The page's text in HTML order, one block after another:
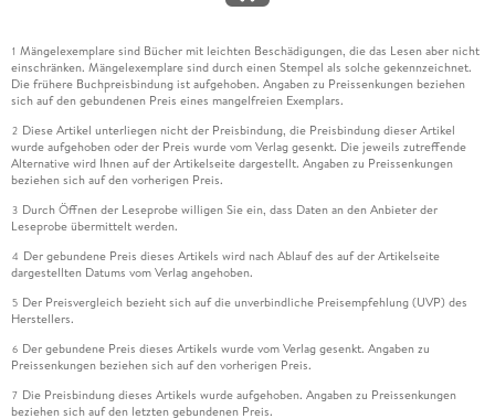
1 Mängelexemplare sind Bücher mit leichten Beschädigungen, die das Lesen aber nicht
einschränken. Mängelexemplare sind durch einen Stempel als solche gekennzeichnet.
Die frühere Buchpreisbindung ist aufgehoben. Angaben zu Preissenkungen beziehen
sich auf den gebundenen Preis eines mangelfreien Exemplars.
2 Diese Artikel unterliegen nicht der Preisbindung, die Preisbindung dieser Artikel
wurde aufgehoben oder der Preis wurde vom Verlag gesenkt. Die jeweils zutreffende
Alternative wird Ihnen auf der Artikelseite dargestellt. Angaben zu Preissenkungen
beziehen sich auf den vorherigen Preis.
3 Durch Öffnen der Leseprobe willigen Sie ein, dass Daten an den Anbieter der
Leseprobe übermittelt werden.
4 Der gebundene Preis dieses Artikels wird nach Ablauf des auf der Artikelseite
dargestellten Datums vom Verlag angehoben.
5 Der Preisvergleich bezieht sich auf die unverbindliche Preisempfehlung (UVP) des
Herstellers.
6 Der gebundene Preis dieses Artikels wurde vom Verlag gesenkt. Angaben zu
Preissenkungen beziehen sich auf den vorherigen Preis.
7 Die Preisbindung dieses Artikels wurde aufgehoben. Angaben zu Preissenkungen
beziehen sich auf den letzten gebundenen Preis.